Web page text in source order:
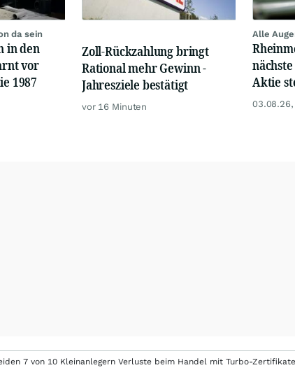
da sein
in den
vor
1987
Zoll-Rückzahlung bringt
Rational mehr Gewinn -
Jahresziele bestätigt
vor 16 Minuten
Alle
Aktie
7 von 10 Kleinanlegern Verluste beim Handel mit Turbo-